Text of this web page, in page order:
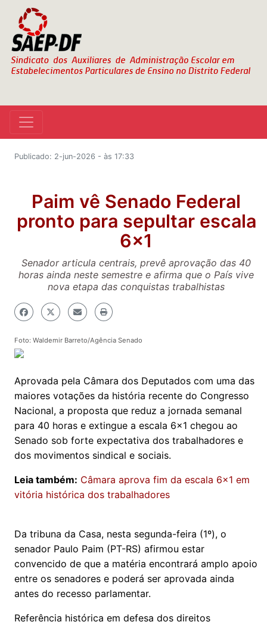
Publicado: 2-jun-2026 - às 17:33
Paim vê Senado Federal
pronto para sepultar escala
6x1
Senador articula centrais, prevê aprovação das 40
horas ainda neste semestre e afirma que o País vive
nova etapa das conquistas trabalhistas
Foto: Waldemir Barreto/Agência Senado
Aprovada pela Câmara dos Deputados com uma das
maiores votações da história recente do Congresso
Nacional, a proposta que reduz a jornada semanal
para 40 horas e extingue a escala 6x1 chegou ao
Senado sob forte expectativa dos trabalhadores e
dos movimentos sindical e sociais.
Leia também: Câmara aprova fim da escala 6x1 em
vitória histórica dos trabalhadores
Da tribuna da Casa, nesta segunda-feira (1º), o
senador Paulo Paim (PT-RS) afirmou estar
convencido de que a matéria encontrará amplo apoio
entre os senadores e poderá ser aprovada ainda
antes do recesso parlamentar.
Referência histórica em defesa dos direitos